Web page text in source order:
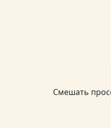
Смешать